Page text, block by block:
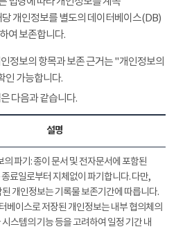
개인정보를 별도의 데이터베이스(DB)
여 보존합니다.
정보의 항목과 보존 근거는 "개인정보의
인 가능합니다.
다음과 같습니다.
설명
의 파기: 종이 문서 및 전자문서에 포함된
료일로부터 지체없이 파기합니다. 다만,
개인정보는 기록물 보존기간에 따릅니다.
베이스로 저장된 개인정보는 내부 협의체의
스템의 기능 등을 고려하여 일정 기간 내